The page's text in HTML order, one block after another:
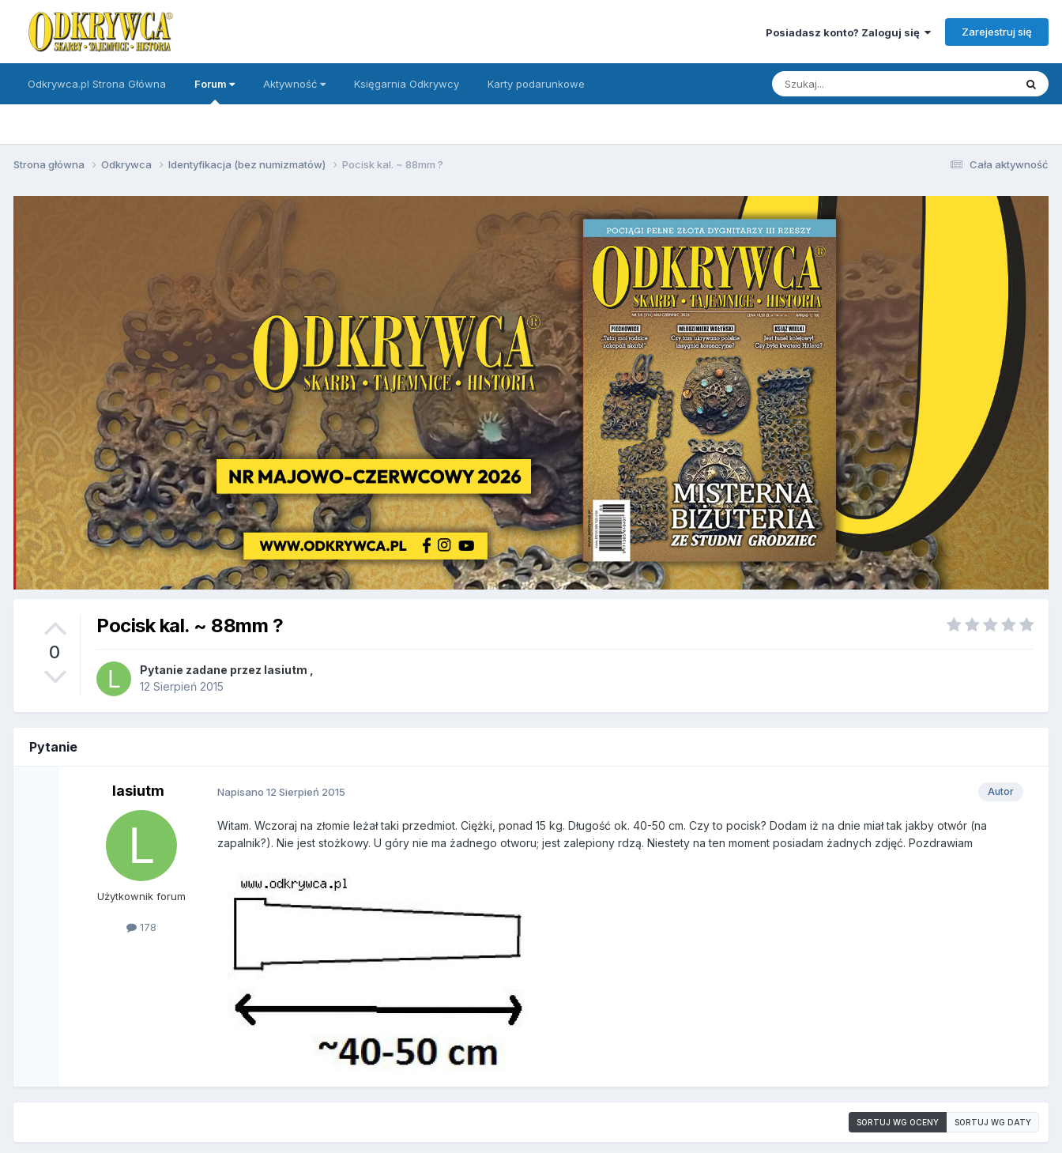
Posiadasz konto? Zaloguj się Zarejestruj się
Odkrywca.pl Strona Główna Forum Aktywność Księgarnia Odkrywcy Karty podarunkowe
Cała aktywność
Strona główna Odkrywca Identyfikacja (bez numizmatów) Pocisk kal. ~ 88mm ?
0
Pocisk kal. ~ 88mm ?
Pytanie zadane przez lasiutm
12 Sierpień 2015
Pytanie
lasiutm
Użytkownik forum
178
Autor
Napisano12 Sierpień 2015
Witam. Wczoraj na złomie leżał taki przedmiot. Ciężki, ponad 15 kg. Długość ok. 40-50 cm. Czy to pocisk? Dodam iż na dnie miał tak jakby otwór (na
zapalnik?). Nie jest stożkowy. U góry nie ma żadnego otworu; jest zalepiony rdzą. Niestety na ten moment posiadam żadnych zdjęć. Pozdrawiam
SORTUJ WG OCENY SORTUJ WG DATY